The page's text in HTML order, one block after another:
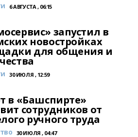
6 АВГУСТА , 06:15
запустил в
новостройках
для общения и
30 ИЮЛЯ , 12:59
в «Башспирте»
сотрудников от
ручного труда
30 ИЮЛЯ , 04:47